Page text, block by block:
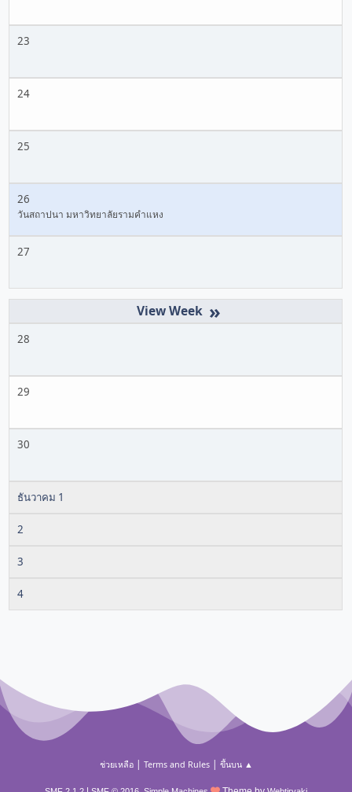
23
24
25
26
วันสถาปนา มหาวิทยาลัยรามคำแหง
27
»
28
29
30
ธันวาคม 1
2
3
4
ช่วยเหลือ| Terms and Rules| ขึ้นบน ▲